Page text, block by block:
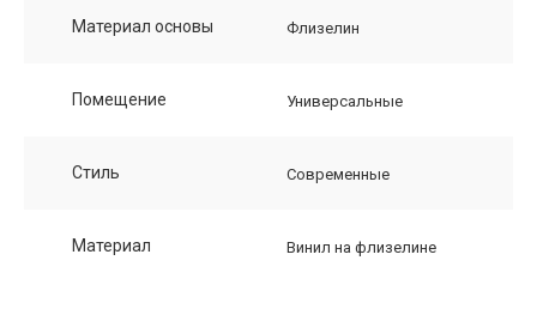
Материал основы Флизелин
Помещение Универсальные
Стиль Современные
Материал Винил на флизелине